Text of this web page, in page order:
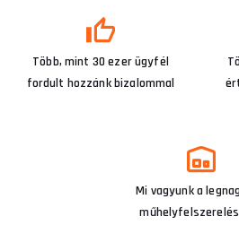
Több, mint 30 ezer ügyfél
fordult hozzánk bizalommal
Mi vagyunk a